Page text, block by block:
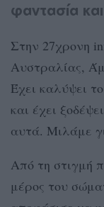
φαντασία
Στην 27χρονη
Αυστραλίας,
Έχει καλύψει
και έχει
αυτά. Μιλάμε
Από τη στιγμή
μέρος του